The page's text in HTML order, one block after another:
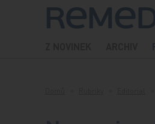
Přeskočit na obsah